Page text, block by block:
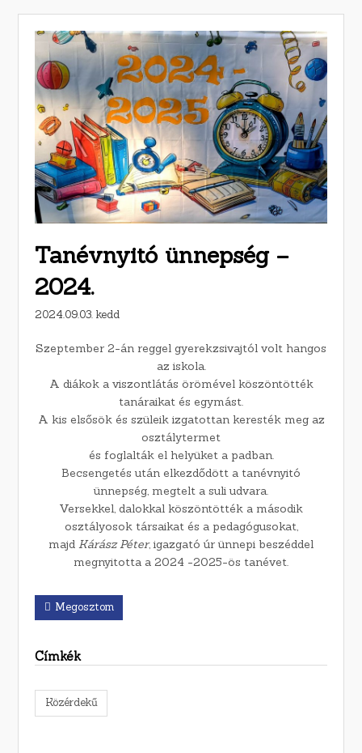
Tanévnyitó ünnepség –
2024.
2024.09.03. kedd
Szeptember 2-án reggel gyerekzsivajtól volt hangos
az iskola.
A diákok a viszontlátás örömével köszöntötték
tanáraikat és egymást.
A kis elsősök és szüleik izgatottan keresték meg az
osztálytermet
és foglalták el helyüket a padban.
Becsengetés után elkezdődött a tanévnyitó
ünnepség, megtelt a suli udvara.
Versekkel, dalokkal köszöntötték a második
osztályosok társaikat és a pedagógusokat,
majd Kárász Péter, igazgató úr ünnepi beszéddel
megnyitotta a 2024 -2025-ös tanévet.
Megosztom
Címkék
Közérdekű